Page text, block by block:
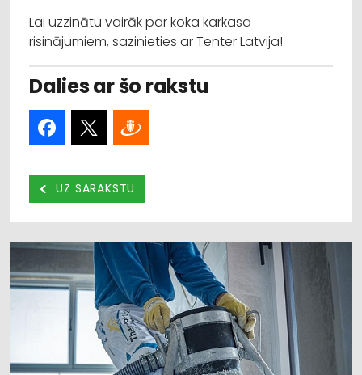
Lai uzzinātu vairāk par koka karkasa
risinājumiem, sazinieties ar Tenter Latvija!
Dalies ar šo rakstu
UZ SARAKSTU